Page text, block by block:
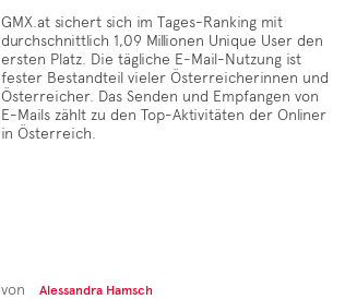
GMX.at sichert sich im Tages-Ranking mit
durchschnittlich 1,09 Millionen Unique User den
ersten Platz. Die tägliche E-Mail-Nutzung ist
fester Bestandteil vieler Österreicherinnen und
Österreicher. Das Senden und Empfangen von
E-Mails zählt zu den Top-Aktivitäten der Onliner
in Österreich.
von Alessandra Hamsch